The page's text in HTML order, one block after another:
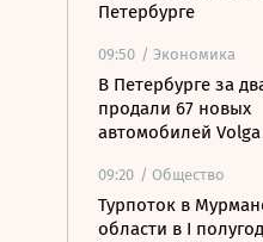
Петербурге
09:50 / Экономика
В Петербурге за
продали 67 новых
автомобилей Volga
09:20 / Общество
Турпоток в
области в I